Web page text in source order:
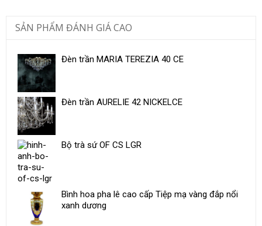
SẢN PHẨM ĐÁNH GIÁ CAO
Đèn trần MARIA TEREZIA 40 CE
Đèn trần AURELIE 42 NICKELCE
Bộ trà sứ ​OF CS LGR
Bình hoa pha lê cao cấp Tiệp mạ vàng đắp nổi
xanh dương